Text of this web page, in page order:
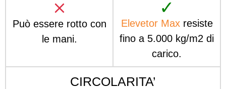
Può essere rotto con
le mani.
✓
Elevetor Maxresiste
fino a 5.000 kg/m2 di
carico.
CIRCOLARITA’